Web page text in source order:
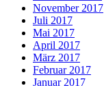
November 2017
Juli 2017
Mai 2017
April 2017
März 2017
Februar 2017
Januar 2017